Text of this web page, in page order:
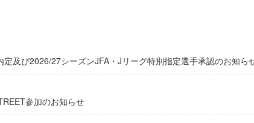
及び2026/27シーズンJFA・Jリーグ特別指定選手承認のお知ら
参加のお知らせ